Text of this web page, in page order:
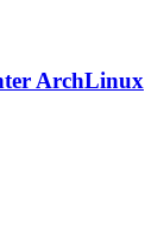
ArchLinux